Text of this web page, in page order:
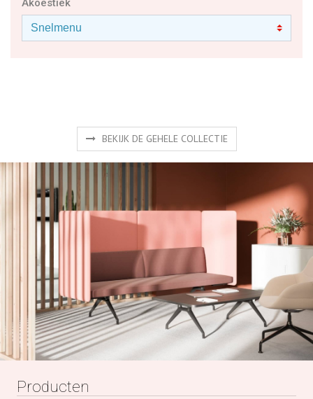
BEKIJK DE GEHELE COLLECTIE
Producten
Gaat u voor het mooiste design, voor functioneel of een
combinatie van beide? Ontdek hier een selectie van onze
producten van gerenommeerde fabrikanten.
NAAR PRODUCTEN